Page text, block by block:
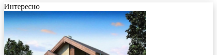
Интересно